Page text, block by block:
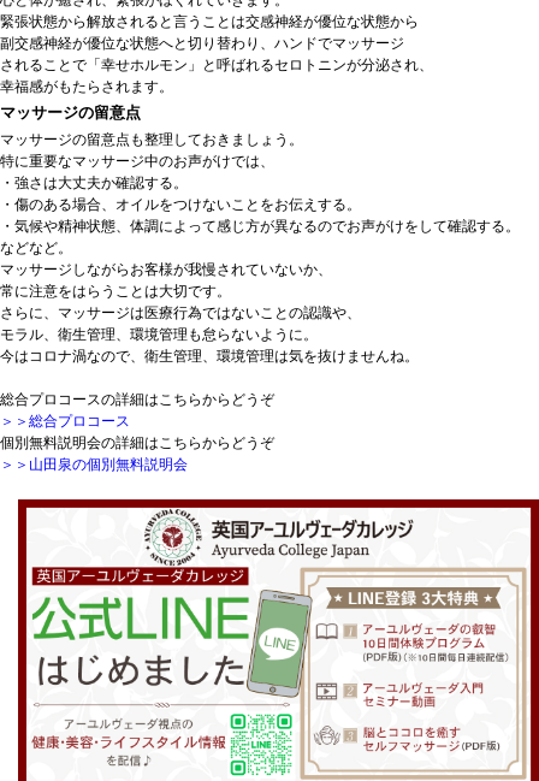
緊張状態から解放されると言うことは交感神経が優位な状態から
副交感神経が優位な状態へと切り替わり、ハンドでマッサージ
されることで「幸せホルモン」と呼ばれるセロトニンが分泌され、
幸福感がもたらされます。
マッサージの留意点
マッサージの留意点も整理しておきましょう。
特に重要なマッサージ中のお声がけでは、
・強さは大丈夫か確認する。
・傷のある場合、オイルをつけないことをお伝えする。
・気候や精神状態、体調によって感じ方が異なるのでお声がけをして確認する。
などなど。
マッサージしながらお客様が我慢されていないか、
常に注意をはらうことは大切です。
さらに、マッサージは医療行為ではないことの認識や、
モラル、衛生管理、環境管理も怠らないように。
今はコロナ渦なので、衛生管理、環境管理は気を抜けませんね。
総合プロコースの詳細はこちらからどうぞ
＞＞総合プロコース
個別無料説明会の詳細はこちらからどうぞ
＞＞山田泉の個別無料説明会